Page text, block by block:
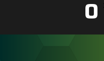
0